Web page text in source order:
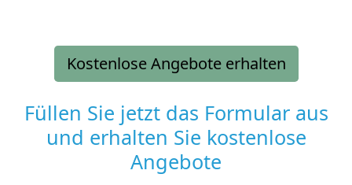
Kostenlose Angebote erhalten
Füllen Sie jetzt das Formular aus
und erhalten Sie kostenlose
Angebote